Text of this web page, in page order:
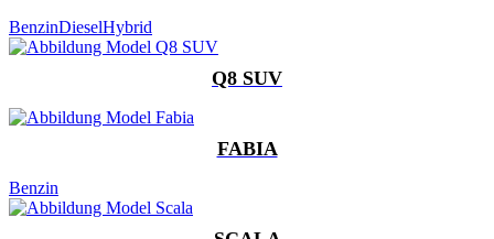
BenzinDieselHybrid
Q8 SUV
FABIA
Benzin